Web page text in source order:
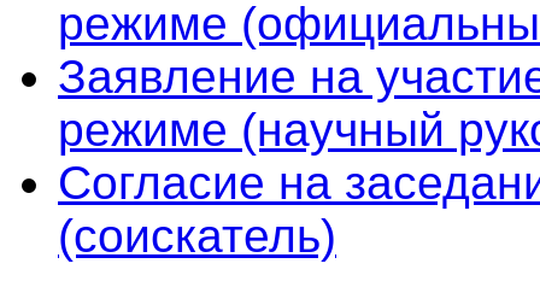
режиме
Заявление на
режиме (научный
Согласие на
(соискатель)